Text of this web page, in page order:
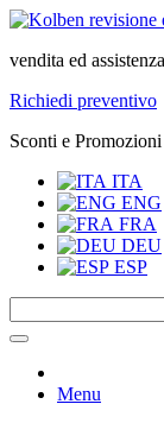
vendita ed
Richiedi preventivo
Sconti e Promozioni
ITA
ENG
FRA
DEU
ESP
Menu